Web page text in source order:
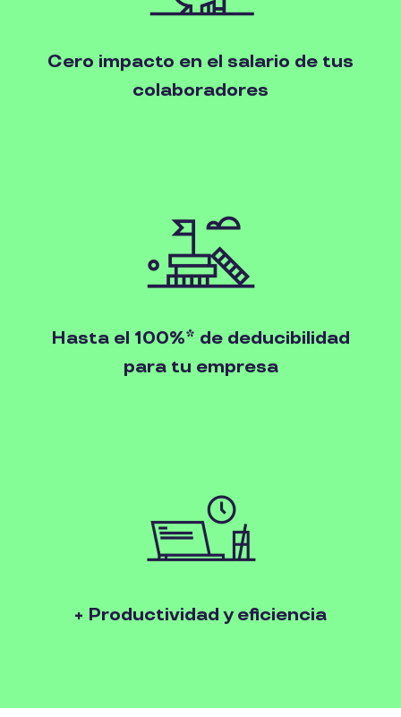
Cero impacto en el salario de tus
colaboradores
Hasta el 100%* de deducibilidad
para tu empresa
+ Productividad y eficiencia